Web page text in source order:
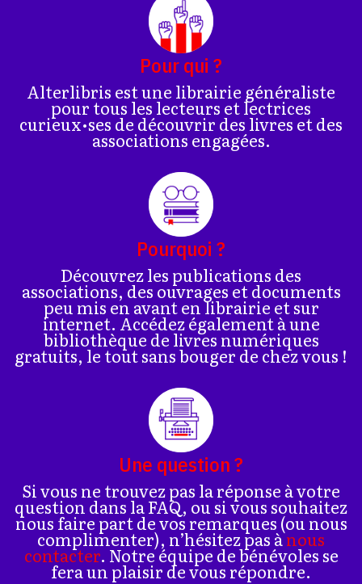
Pour qui ?
Alterlibris est une librairie généraliste
pour tous les lecteurs et lectrices
curieux•ses de découvrir des livres et des
associations engagées.
Pourquoi ?
Découvrez les publications des
associations, des ouvrages et documents
peu mis en avant en librairie et sur
internet. Accédez également à une
bibliothèque de livres numériques
gratuits, le tout sans bouger de chez vous !
Une question ?
Si vous ne trouvez pas la réponse à votre
question dans la FAQ, ou si vous souhaitez
nous faire part de vos remarques (ou nous
complimenter), n’hésitez pas ànous
contacter. Notre équipe de bénévoles se
fera un plaisir de vous répondre.